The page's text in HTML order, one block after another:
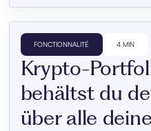
FONCTIONNALITÉ 4 MIN
Krypto-
behältst du
über alle